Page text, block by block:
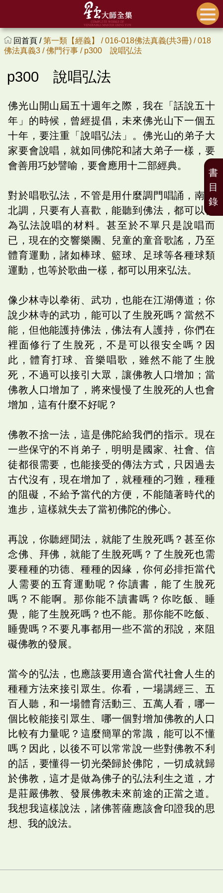
回首頁 /第一類【經義】 /016-018佛法真義(共3冊) /018
佛法真義3 /佛門行事 / p300 說唱弘法
p300 說唱弘法
佛光山開山屆五十週年之際，我在「話說五十
年」的時候，曾經提倡，未來佛光山下一個五
十年，要注重「說唱弘法」。佛光山的弟子大
家要會說唱，就如同佛陀和諸大弟子一樣，要
會善用巧妙譬喻，要會應用十二部經典。
對於唱歌弘法，不管是用什麼調門唱誦，南腔
北調，只要有人喜歡，能聽到佛法，都可以作
為弘法說唱的材料。甚至於不單只是說唱而
已，現在的交響樂團、兒童的童音歌謠，乃至
體育運動，諸如棒球、籃球、足球等各種球類
運動，也等於歌曲一樣，都可以用來弘法。
像少林寺以拳術、武功，也能在江湖傳道；你
說少林寺的武功，能可以了生脫死嗎？當然不
能，但他能護持佛法，佛法有人護持，你們在
裡面修行了生脫死，不是可以很安全嗎？因
此，體育打球、音樂唱歌，雖然不能了生脫
死，不過可以接引大眾，讓佛教人口增加；當
佛教人口增加了，將來慢慢了生脫死的人也會
增加，這有什麼不好呢？
佛教不捨一法，這是佛陀給我們的指示。現在
一些保守的不肖弟子，明明是國家、社會、信
徒都很需要，也能接受的傳法方式，只因過去
古代沒有，現在增加了，就種種的刁難，種種
的阻礙，不給予當代的方便，不能隨著時代的
進步，這樣就失去了當初佛陀的佛心。
再說，你聽經聞法，就能了生脫死嗎？甚至你
念佛、拜佛，就能了生脫死嗎？了生脫死也需
要種種的功德、種種的因緣，你何必排拒當代
人需要的五育運動呢？你讀書，能了生脫死
嗎？不能啊。那你能不讀書嗎？你吃飯、睡
覺，能了生脫死嗎？也不能。那你能不吃飯、
睡覺嗎？不要凡事都用一些不當的邪說，來阻
礙佛教的發展。
當今的弘法，也應該要用適合當代社會人生的
種種方法來接引眾生。你看，一場講經三、五
百人聽，和一場體育活動三、五萬人看，哪一
個比較能接引眾生、哪一個對增加佛教的人口
比較有力量呢？這麼簡單的常識，能可以不懂
嗎？因此，以後不可以常常說一些對佛教不利
的話，要懂得一切光榮歸於佛陀，一切成就歸
於佛教，這才是做為佛子的弘法利生之道，才
是莊嚴佛教、發展佛教未來前途的正當之道。
我想我這樣說法，諸佛菩薩應該會印證我的思
想、我的說法。
書
目
錄